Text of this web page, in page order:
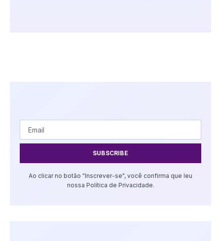
SUBSCRIBE
Ao clicar no botão "Inscrever-se", você confirma que leu
nossa Política de Privacidade.